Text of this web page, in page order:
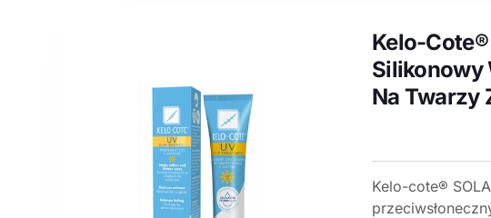
Kelo-Cote®
Silikonowy
Na Twarzy
Kelo-cote®